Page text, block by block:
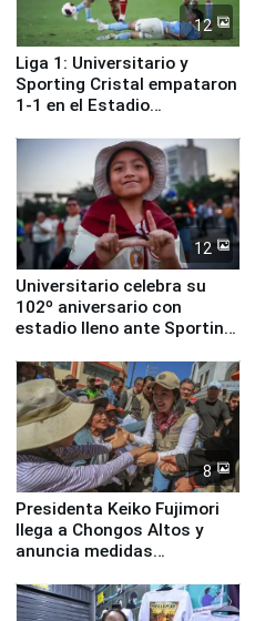
12
Liga 1: Universitario y
Sporting Cristal empataron
1-1 en el Estadio
12
Universitario celebra su
102º aniversario con
estadio lleno ante Sporting
8
Presidenta Keiko Fujimori
llega a Chongos Altos y
anuncia medidas
educación, salud y empleo